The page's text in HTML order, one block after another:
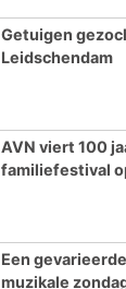
Getuigen
Leidschendam
AVN viert 100
familiefestival
Een
muzikale